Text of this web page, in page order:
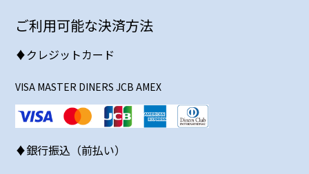
ご利用可能な決済方法
♦クレジットカード
VISA MASTER DINERS JCB AMEX
♦銀行振込（前払い）